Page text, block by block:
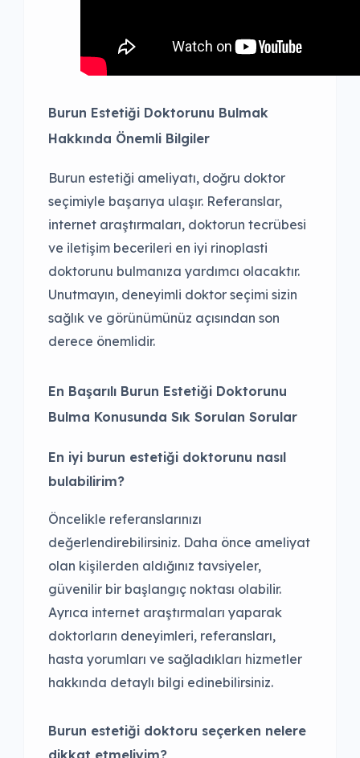
Burun Estetiği Doktorunu Bulmak
Hakkında Önemli Bilgiler
Burun estetiği ameliyatı, doğru doktor
seçimiyle başarıya ulaşır. Referanslar,
internet araştırmaları, doktorun tecrübesi
ve iletişim becerileri en iyi rinoplasti
doktorunu bulmanıza yardımcı olacaktır.
Unutmayın, deneyimli doktor seçimi sizin
sağlık ve görünümünüz açısından son
derece önemlidir.
En Başarılı Burun Estetiği Doktorunu
Bulma Konusunda Sık Sorulan Sorular
En iyi burun estetiği doktorunu nasıl
bulabilirim?
Öncelikle referanslarınızı
değerlendirebilirsiniz. Daha önce ameliyat
olan kişilerden aldığınız tavsiyeler,
güvenilir bir başlangıç noktası olabilir.
Ayrıca internet araştırmaları yaparak
doktorların deneyimleri, referansları,
hasta yorumları ve sağladıkları hizmetler
hakkında detaylı bilgi edinebilirsiniz.
Burun estetiği doktoru seçerken nelere